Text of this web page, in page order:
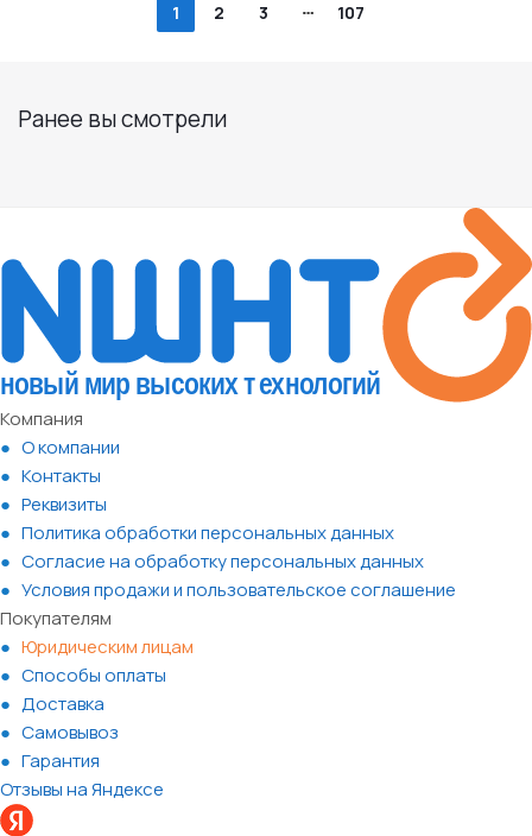
1 2 3 107
Ранее вы смотрели
Компания
О компании
Контакты
Реквизиты
Политика обработки персональных данных
Согласие на обработку персональных данных
Условия продажи и пользовательское соглашение
Покупателям
Юридическим лицам
Способы оплаты
Доставка
Самовывоз
Гарантия
Отзывы на Яндексе